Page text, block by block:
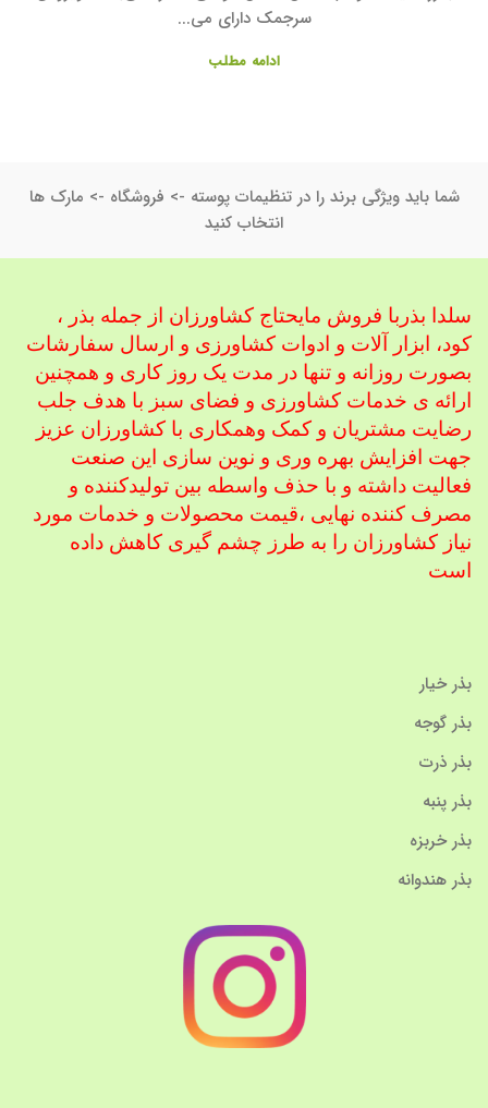
سرجمک دارای می...
ادامه مطلب
شما باید ویژگی برند را در تنظیمات پوسته -> فروشگاه -> مارک ها
انتخاب کنید
سلدا بذربا فروش مایحتاج کشاورزان از جمله بذر ،
کود، ابزار آلات و ادوات کشاورزی و ارسال سفارشات
بصورت روزانه و تنها در مدت یک روز کاری و همچنین
ارائه ی خدمات کشاورزی و فضای سبز با هدف جلب
رضایت مشتریان و کمک وهمکاری با کشاورزان عزیز
جهت افزایش بهره وری و نوین سازی این صنعت
فعالیت داشته و با حذف واسطه بین تولیدکننده و
مصرف کننده نهایی ،قیمت محصولات و خدمات مورد
نیاز کشاورزان را به طرز چشم گیری کاهش داده
است
بذر خیار
بذر گوجه
بذر ذرت
بذر پنبه
بذر خربزه
بذر هندوانه